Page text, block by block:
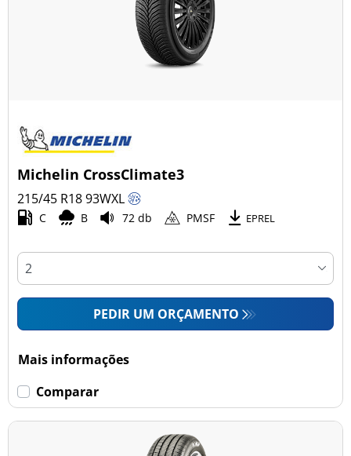
Michelin CrossClimate3
215/45 R1893WXL
C B 72 db PMSF EPREL
PEDIR UM ORÇAMENTO
Mais informações
Comparar